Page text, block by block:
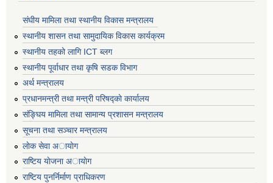
संघीय मामिला तथा स्थानीय विकास मन्त्रालय
स्थानीय शासन तथा सामुदायिक विकास कार्यक्रम
स्थानीय तहको लागि ICT ब्लग
स्थानीय पूर्वाधार तथा कृषि सडक विभाग
अर्थ मन्त्रालय
प्रधानमन्त्री तथा मन्त्री परिषद्काे कार्यालय
संङ्घिय मामिला तथा सामान्य प्रशासन मन्त्रालय
सूचना तथा सञ्चार मन्त्रालय
लाेक सेवा अायाेग
राष्टिय याेजना अायाेग
राष्टिय पुनर्निर्माण प्राधिकरण